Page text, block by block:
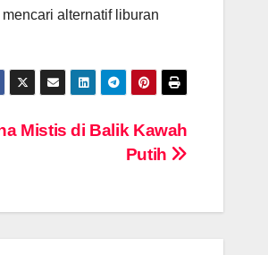
alternatif liburan
Mistis di Balik Kawah
Putih